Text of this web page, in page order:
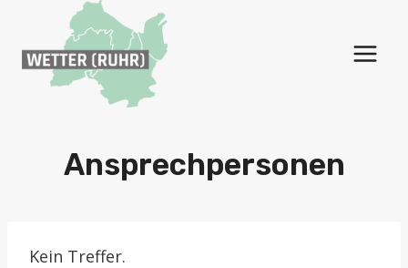
springen
Ansprechpersonen
Kein Treffer.